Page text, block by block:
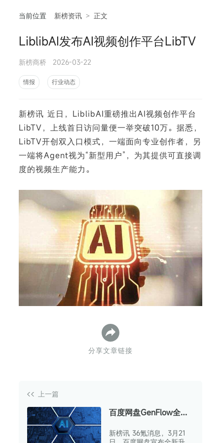
当前位置 新榜资讯 > 正文
LiblibAI发布AI视频创作平台LibTV
新榜商桥 2026-03-22
情报 行业动态
新榜讯 近日，LiblibAI重磅推出AI视频创作平台
LibTV，上线首日访问量便一举突破10万。据悉，
LibTV开创双入口模式，一端面向专业创作者，另
一端将Agent视为“新型用户”，为其提供可直接调
度的视频生产能力。
分享文章链接
上一篇
百度网盘GenFlow全新
OpenClaw，支持多人
新榜讯 36氪消息，3月21